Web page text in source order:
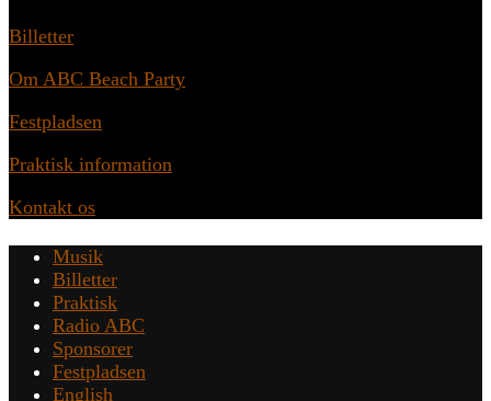
Billetter
Om ABC Beach Party
Festpladsen
Praktisk information
Kontakt os
Musik
Billetter
Praktisk
Radio ABC
Sponsorer
Festpladsen
English